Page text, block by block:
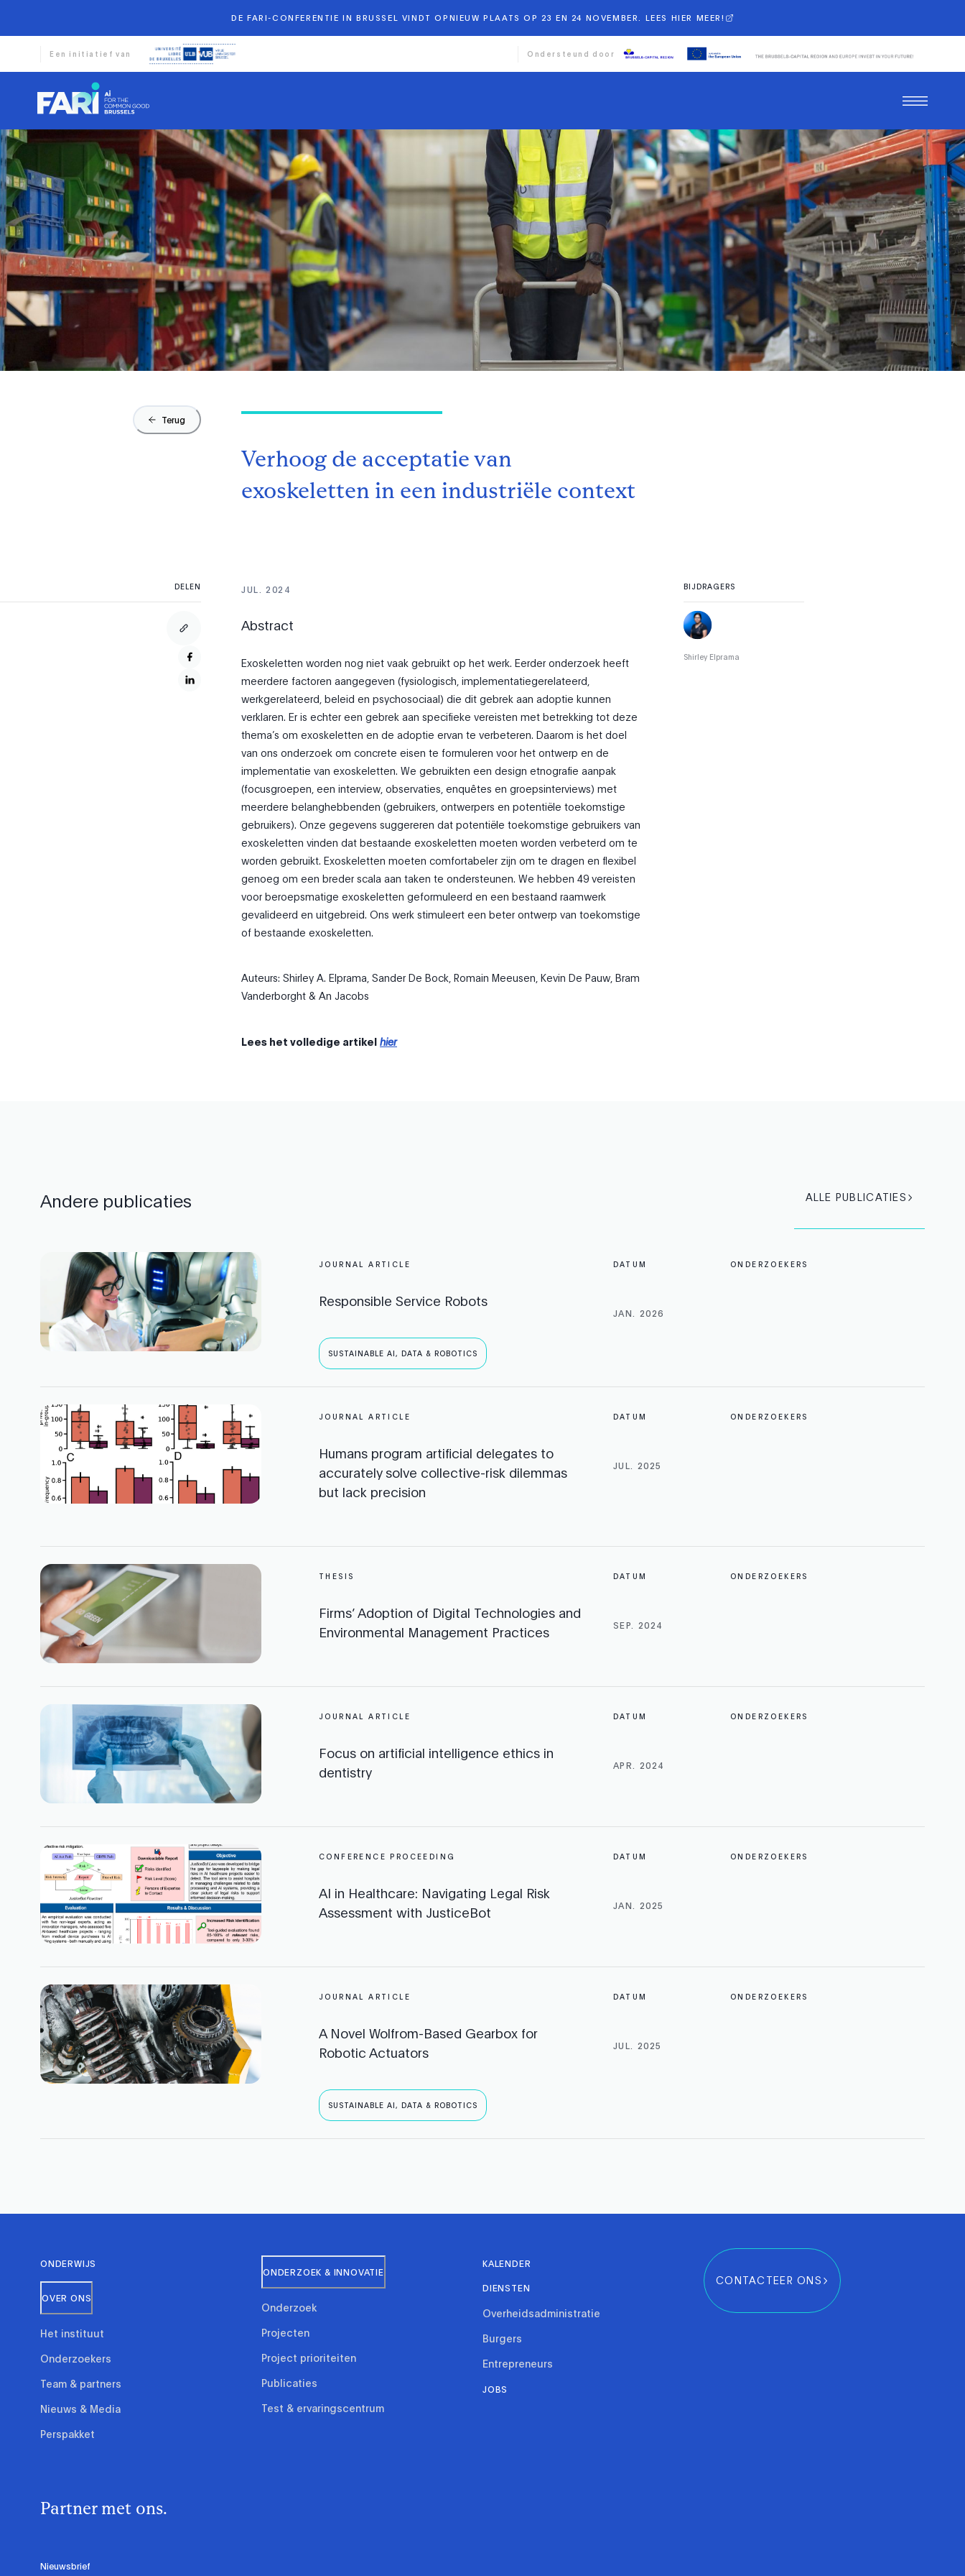
DE FARI-CONFERENTIE IN BRUSSEL VINDT OPNIEUW PLAATS OP 23 EN 24 NOVEMBER. LEES HIER MEER!
Een initiatief van Ondersteund door
Terug
Verhoog de acceptatie van
exoskeletten in een industriële context
JUL. 2024
Abstract
Exoskeletten worden nog niet vaak gebruikt op het werk. Eerder onderzoek heeft
meerdere factoren aangegeven (fysiologisch, implementatiegerelateerd,
werkgerelateerd, beleid en psychosociaal) die dit gebrek aan adoptie kunnen
verklaren. Er is echter een gebrek aan specifieke vereisten met betrekking tot deze
thema’s om exoskeletten en de adoptie ervan te verbeteren. Daarom is het doel
van ons onderzoek om concrete eisen te formuleren voor het ontwerp en de
implementatie van exoskeletten. We gebruikten een design etnografie aanpak
(focusgroepen, een interview, observaties, enquêtes en groepsinterviews) met
meerdere belanghebbenden (gebruikers, ontwerpers en potentiële toekomstige
gebruikers). Onze gegevens suggereren dat potentiële toekomstige gebruikers van
exoskeletten vinden dat bestaande exoskeletten moeten worden verbeterd om te
worden gebruikt. Exoskeletten moeten comfortabeler zijn om te dragen en flexibel
genoeg om een breder scala aan taken te ondersteunen. We hebben 49 vereisten
voor beroepsmatige exoskeletten geformuleerd en een bestaand raamwerk
gevalideerd en uitgebreid. Ons werk stimuleert een beter ontwerp van toekomstige
of bestaande exoskeletten.
Auteurs: Shirley A. Elprama Sander De Bock Romain Meeusen Kevin De Pauw Bram
Vanderborght & An Jacobs
Lees het volledige artikel hier
BIJDRAGERS
Shirley Elprama
DELEN
Andere publicaties ALLE PUBLICATIES
JOURNAL ARTICLE
Responsible Service Robots
SUSTAINABLE AI, DATA & ROBOTICS
DATUM
JAN. 2026
ONDERZOEKERS
JOURNAL ARTICLE
Humans program artificial delegates to
accurately solve collective-risk dilemmas
but lack precision
DATUM
JUL. 2025
ONDERZOEKERS
THESIS
Firms’ Adoption of Digital Technologies and
Environmental Management Practices
DATUM
SEP. 2024
ONDERZOEKERS
JOURNAL ARTICLE
Focus on artificial intelligence ethics in
dentistry
DATUM
APR. 2024
ONDERZOEKERS
CONFERENCE PROCEEDING
AI in Healthcare: Navigating Legal Risk
Assessment with JusticeBot
DATUM
JAN. 2025
ONDERZOEKERS
JOURNAL ARTICLE
A Novel Wolfrom-Based Gearbox for
Robotic Actuators
SUSTAINABLE AI, DATA & ROBOTICS
DATUM
JUL. 2025
ONDERZOEKERS
Partner met ons.
Nieuwsbrief
ONDERWIJS
OVER ONS
Het instituut
Onderzoekers
Team & partners
Nieuws & Media
Perspakket
ONDERZOEK & INNOVATIE
Onderzoek
Projecten
Project prioriteiten
Publicaties
Test & ervaringscentrum
KALENDER
DIENSTEN
Overheidsadministratie
Burgers
Entrepreneurs
JOBS
CONTACTEER ONS